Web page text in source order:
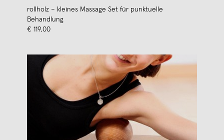
rollholz – kleines Massage Set für punktuelle
Behandlung
€ 119,00